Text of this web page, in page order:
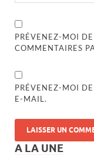
PRÉVENEZ-MOI
COMMENTAIRES
PRÉVENEZ-MOI
E-MAIL.
A LA UNE